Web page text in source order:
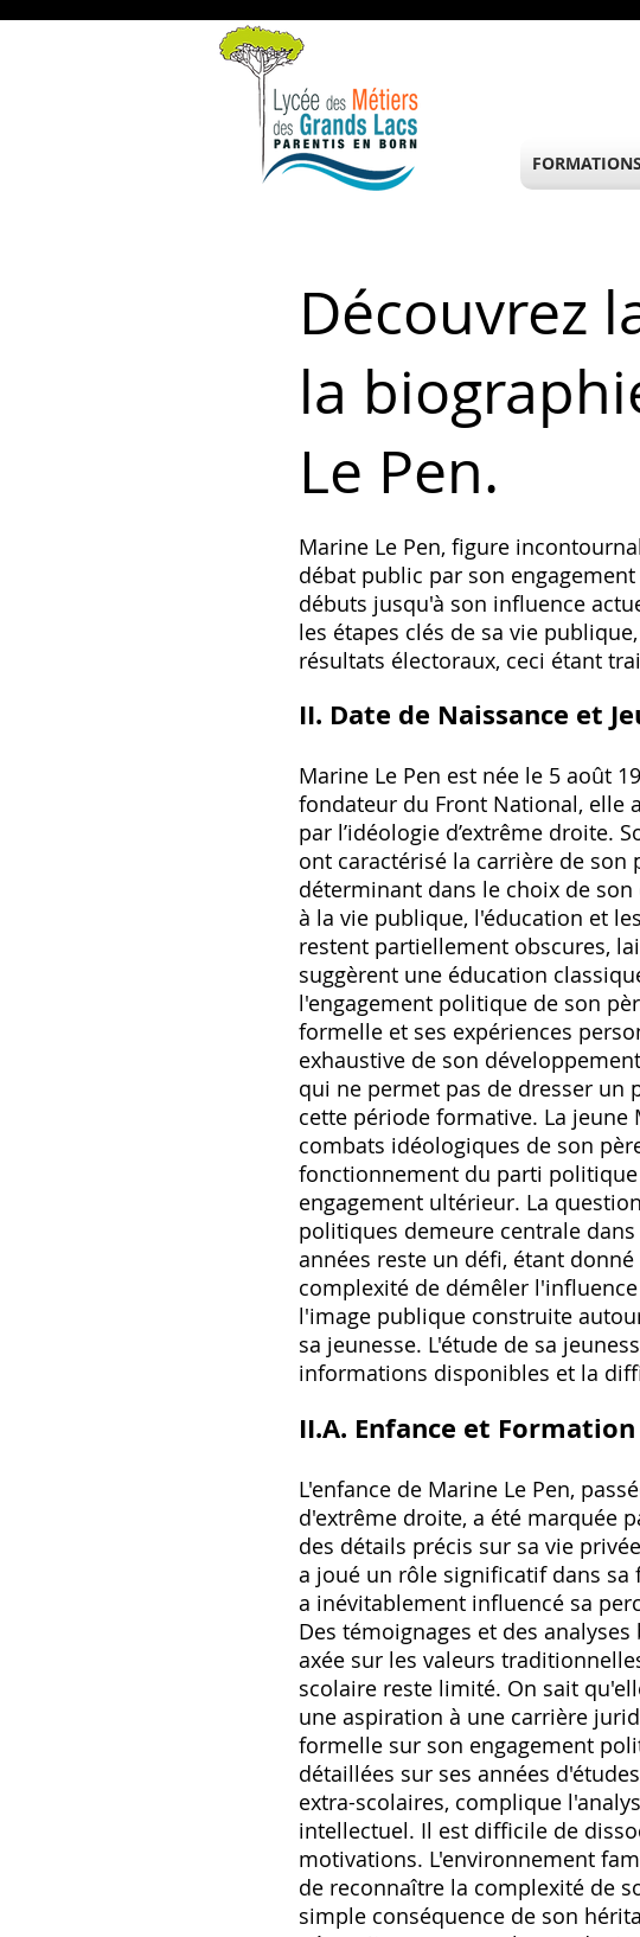
Découvrez
la
Le Pen.
Marine Le Pen‚ figure
débat public par son
débuts jusqu'à son influence
les étapes clés de sa vie
résultats électoraux‚ ceci étant
II. Date de Naissance et
Marine Le Pen est née le 5 août
fondateur du Front National‚
par l’idéologie d’extrême droite.
ont caractérisé la carrière de son
déterminant dans le choix de
à la vie publique‚ l'éducation et
restent partiellement obscures‚
suggèrent une éducation
l'engagement politique de son
formelle et ses expériences
exhaustive de son
qui ne permet pas de dresser un
cette période formative. La jeune
combats idéologiques de son
fonctionnement du parti
engagement ultérieur. La
politiques demeure centrale
années reste un défi‚ étant
complexité de démêler
l'image publique construite
sa jeunesse. L'étude de sa
informations disponibles et la
II.A. Enfance et Formation
L'enfance de Marine Le Pen‚
d'extrême droite‚ a été marquée
des détails précis sur sa vie
a joué un rôle significatif dans
a inévitablement influencé sa
Des témoignages et des
axée sur les valeurs
scolaire reste limité. On sait
une aspiration à une carrière
formelle sur son engagement
détaillées sur ses années
extra-scolaires‚ complique
intellectuel. Il est difficile de
motivations. L'environnement
de reconnaître la complexité de
simple conséquence de son